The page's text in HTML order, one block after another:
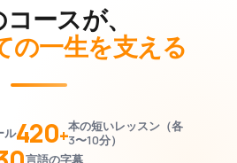
ースが、
の一生を支える
ル420+本の短いレッスン（各
3〜10分）
言語の字幕